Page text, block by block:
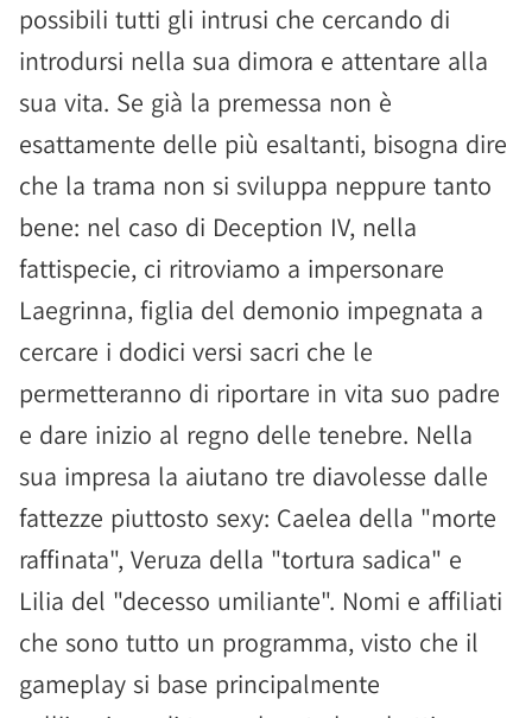
possibili tutti gli intrusi che cercando di
introdursi nella sua dimora e attentare alla
sua vita. Se già la premessa non è
esattamente delle più esaltanti, bisogna dire
che la trama non si sviluppa neppure tanto
bene: nel caso di Deception IV, nella
fattispecie, ci ritroviamo a impersonare
Laegrinna, figlia del demonio impegnata a
cercare i dodici versi sacri che le
permetteranno di riportare in vita suo padre
e dare inizio al regno delle tenebre. Nella
sua impresa la aiutano tre diavolesse dalle
fattezze piuttosto sexy: Caelea della "morte
raffinata", Veruza della "tortura sadica" e
Lilia del "decesso umiliante". Nomi e affiliati
che sono tutto un programma, visto che il
gameplay si base principalmente